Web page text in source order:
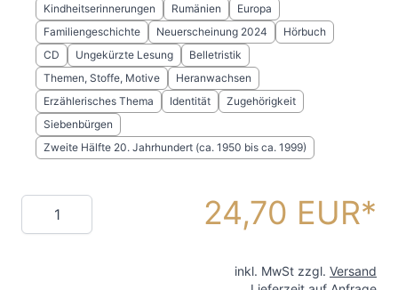
Kindheitserinnerungen
Rumänien
Europa
Familiengeschichte
Neuerscheinung 2024
Hörbuch
CD
Ungekürzte Lesung
Belletristik
Themen, Stoffe, Motive
Heranwachsen
Erzählerisches Thema
Identität
Zugehörigkeit
Siebenbürgen
Zweite Hälfte 20. Jahrhundert (ca. 1950 bis ca. 1999)
Menge 24,70 EUR
inkl. MwSt zzgl. Versand